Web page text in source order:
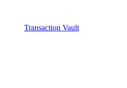
Transaction Vault